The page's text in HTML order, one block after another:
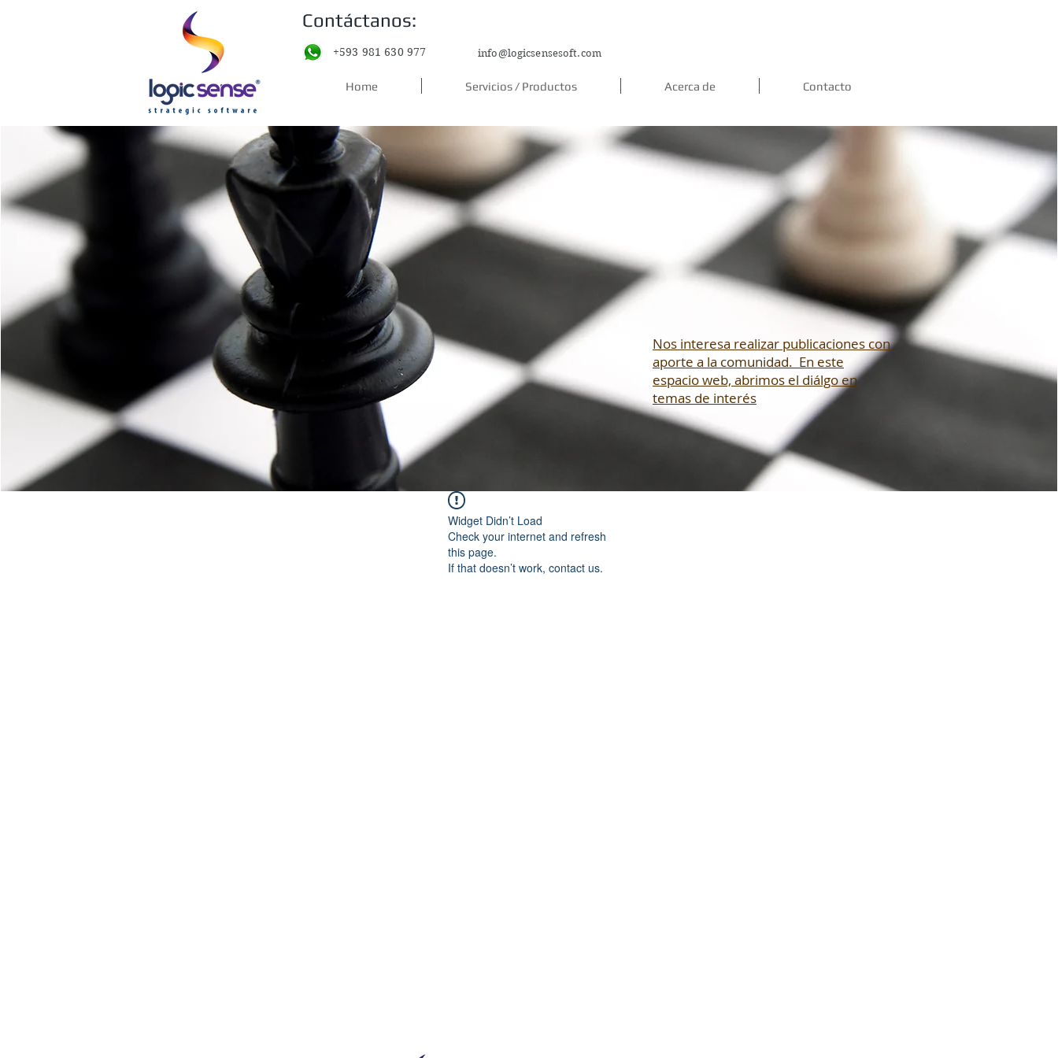
Contáctanos:
info@logicsensesoft.com
+593 981 630 977
Home Servicios / Productos Acerca de Contacto
Nos interesa realizar publicaciones con
aporte a la comunidad. En este
espacio web, abrimos el diálgo en
temas de interés
Widget Didn’t Load
Check your internet and refresh
this page.
If that doesn’t work, contact us.